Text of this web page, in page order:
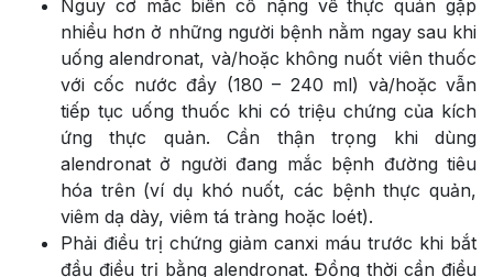
Nguy cơ mắc biến cố nặng về thực quản gặp
nhiều hơn ở những người bệnh nằm ngay sau khi
uống alendronat, và/hoặc không nuốt viên thuốc
với cốc nước đầy (180 – 240 ml) và/hoặc vẫn
tiếp tục uống thuốc khi có triệu chứng của kích
ứng thực quản. Cần thận trọng khi dùng
alendronat ở người đang mắc bệnh đường tiêu
hóa trên (ví dụ khó nuốt, các bệnh thực quản,
viêm dạ dày, viêm tá tràng hoặc loét).
Phải điều trị chứng giảm canxi máu trước khi bắt
đầu điều trị bằng alendronat. Đồng thời cần điều